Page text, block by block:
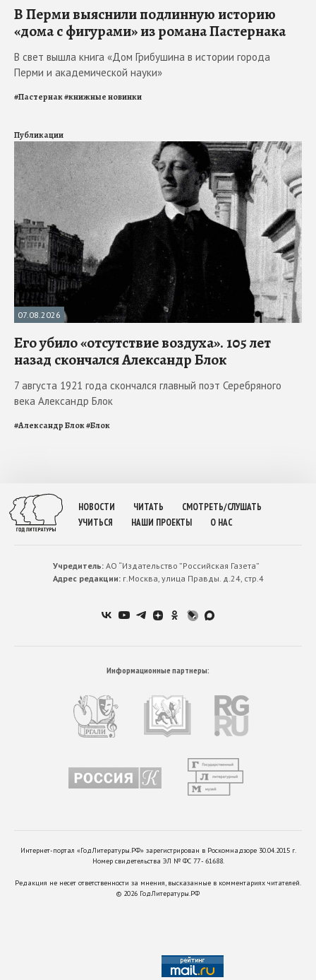
В Перми выяснили подлинную историю
«дома с фигурами» из романа Пастернака
В свет вышла книга «Дом Грибушина в истории города
Перми и академической науки»
#Пастернак#книжные новинки
Публикации
07.08.2026
Его убило «отсутствие воздуха». 105 лет
назад скончался Александр Блок
7 августа 1921 года скончался главный поэт Серебряного
века Александр Блок
#Александр Блок#Блок
НОВОСТИ ЧИТАТЬ
СМОТРЕТЬ/СЛУШАТЬ
УЧИТЬСЯ
НАШИ ПРОЕКТЫ О НАС
Учредитель:АО “Издательство ”Российская Газета”
Адрес редакции:г.Москва, улица Правды. д.24, стр.4
Информационные партнеры:
Интернет-портал «ГодЛитературы.РФ» зарегистрирован в Роскомнадзоре 30.04.2015 г.
Номер свидетельства ЭЛ № ФС 77 - 61688.
Редакция не несет ответственности за мнения, высказанные в комментариях читателей.
© 2026 ГодЛитературы.РФ